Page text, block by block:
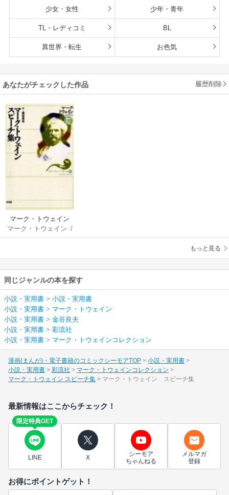
少女・女性 少年・青年
TL・レディコミ BL
異世界・転生 お色気
あなたがチェックした作品 履歴削除
マーク・トウェイン
スピーチ集
マーク・トウェイン /
金谷良夫
もっと見る
同じジャンルの本を探す
小説・実用書 > 小説・実用書
小説・実用書 > マーク・トウェイン
小説・実用書 > 金谷良夫
小説・実用書 > 彩流社
小説・実用書 > マーク・トウェインコレクション
漫画(まんが)・電子書籍のコミックシーモアTOP
小説・実用書
小説・実用書
彩流社
マーク・トウェインコレクション
マーク・トウェイン スピーチ集
マーク・トウェイン スピーチ集
最新情報はここからチェック！
限定特典GET
LINE X
シーモア
ちゃんねる
メルマガ
登録
お得にポイントゲット！